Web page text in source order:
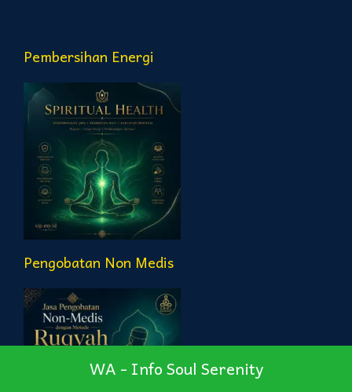
Pembersihan Energi
Pengobatan Non Medis
WA - Info Soul Serenity